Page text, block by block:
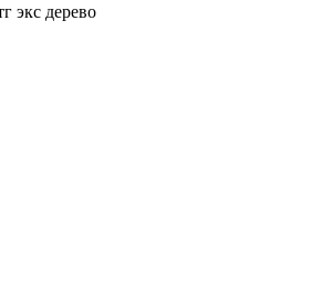
экс дерево